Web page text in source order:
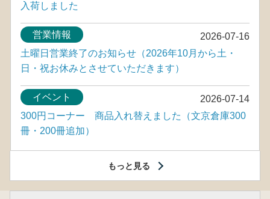
入荷しました
2026-07-16
営業情報
土曜日営業終了のお知らせ（2026年10月から土・
日・祝お休みとさせていただきます）
2026-07-14
イベント
300円コーナー 商品入れ替えました（文京倉庫300
冊・200冊追加）
もっと見る